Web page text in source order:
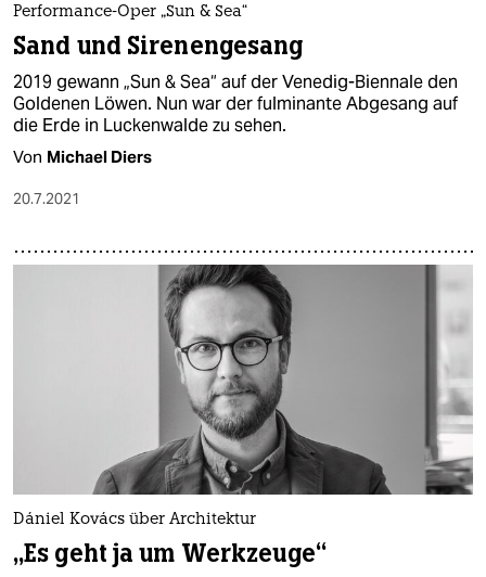
Performance-Oper „Sun & Sea“
Sand und Sirenengesang
2019 gewann „Sun & Sea“ auf der Venedig-Biennale den
Goldenen Löwen. Nun war der fulminante Abgesang auf
die Erde in Luckenwalde zu sehen.
Von Michael Diers
20.7.2021
Dániel Kovács über Architektur
„Es geht ja um Werkzeuge“